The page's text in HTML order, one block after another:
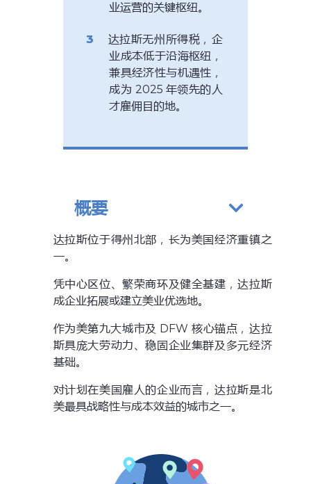
业运营的关键枢纽。
达拉斯无州所得税，企
业成本低于沿海枢纽，
兼具经济性与机遇性，
成为 2025 年领先的人
才雇佣目的地。
概要
达拉斯位于得州北部，长为美国经济重镇之
一。
凭中心区位、繁荣商环及健全基建，达拉斯
成企业拓展或建立美业优选地。
作为美第九大城市及 DFW 核心锚点，达拉
斯具庞大劳动力、稳固企业集群及多元经济
基础。
对计划在美国雇人的企业而言，达拉斯是北
美最具战略性与成本效益的城市之一。